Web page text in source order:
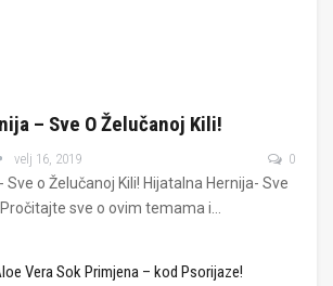
– Sve O Želučanoj Kili!
velj 16, 2019 0
Sve o Želučanoj Kili! Hijatalna Hernija- Sve
sve o ovim temama i…
Vera Sok Primjena – kod Psorijaze!